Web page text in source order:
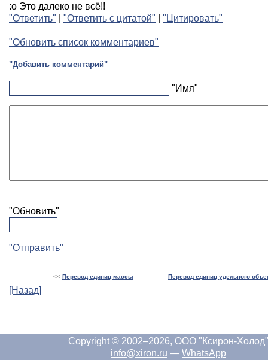
:o Это далеко не всё!!
"Ответить"
"Ответить с цитатой" "Цитировать"
"Обновить список комментариев"
"Добавить комментарий"
"Имя"
"Обновить"
"Отправить"
<< Перевод единиц массы Перевод единиц удельного
[Назад]
Copyright © 2002–2026, ООО "Ксирон-Холод"
info@xiron.ru — WhatsApp